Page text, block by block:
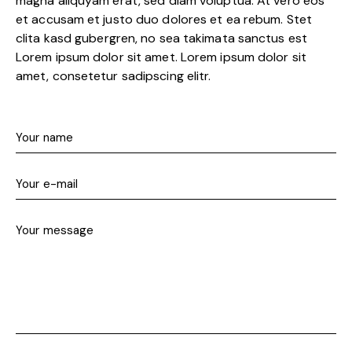
et accusam et justo duo dolores et ea rebum. Stet
clita kasd gubergren, no sea takimata sanctus est
Lorem ipsum dolor sit amet. Lorem ipsum dolor sit
amet, consetetur sadipscing elitr.